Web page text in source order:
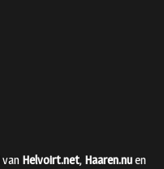
Helvoirt.net, Haaren.nuen